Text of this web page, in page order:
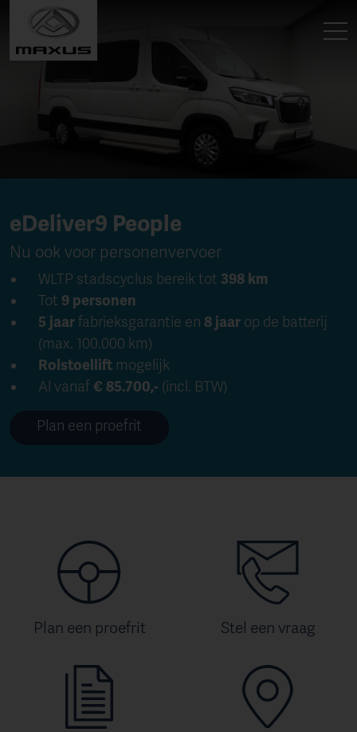
eDeliver9 People
Nu ook voor personenvervoer
WLTP stadscyclus bereik tot 398 km
Tot 9 personen
5 jaarfabrieksgarantie en 8 jaar op de batterij
(max. 100.000 km)
Rolstoellift mogelijk
Al vanaf€ 85.700,- (incl. BTW)
Plan een proefrit
Plan een proefrit Stel een vraag